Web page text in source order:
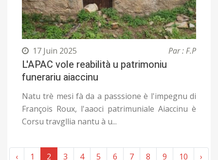
17 Juin 2025 Par : F.P
L'APAC vole reabilità u patrimoniu
funerariu aiaccinu
Natu trè mesi fà da a passsione è l'impegnu di
François Roux, l'aaoci patrimuniale Aiaccinu è
Corsu travgllia nantu à u...
‹ 1 2 3 4 5 6 7 8 9 10 ›